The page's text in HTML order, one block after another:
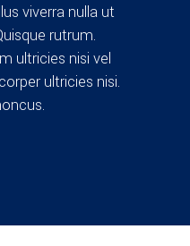
viverra nulla ut
rutrum.
ultricies nisi vel
ultricies nisi.